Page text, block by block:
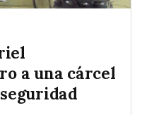
a una cárcel